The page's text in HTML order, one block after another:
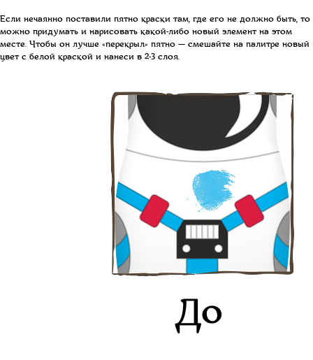
Если нечаянно поставили пятно краски там, где его не должно быть, то
можно придумать и нарисовать какой-либо новый элемент на этом
месте. Чтобы он лучше «перекрыл» пятно — смешайте на палитре новый
цвет с белой краской и нанеси в 2-3 слоя.